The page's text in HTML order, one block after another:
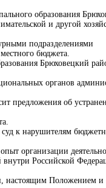
образования
и другой
подразделениями
бюджета.
Брюховецкий
органов
предложения об
к нарушителям
организации
Российской
настоящим Положением